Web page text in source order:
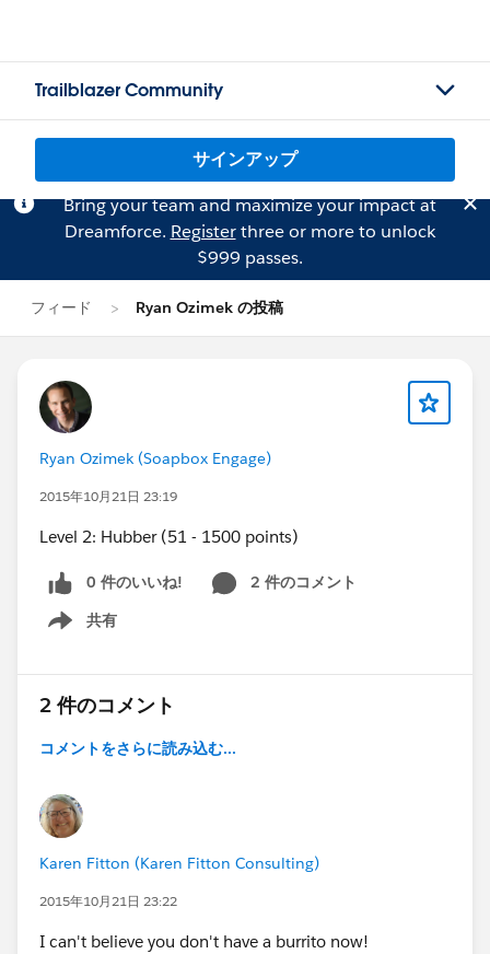
Trailblazer Community
サインアップ
Bring your team and maximize your impact at
Dreamforce. Registerthree or more to unlock
$999 passes.
フィード Ryan Ozimek の投稿
Ryan Ozimek (Soapbox Engage)
2015年10月21日 23:19
Level 2: Hubber (51 - 1500 points)
0 件のいいね!
2 件のコメント
共有
Show menu
2 件のコメント
コメントをさらに読み込む...
Karen Fitton (Karen Fitton Consulting)
2015年10月21日 23:22
I can't believe you don't have a burrito now!